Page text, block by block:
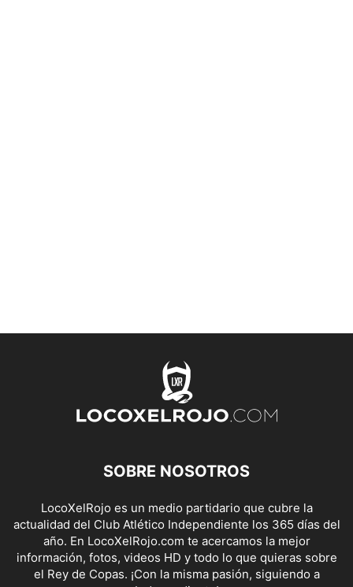
SOBRE NOSOTROS
LocoXelRojo es un medio partidario que cubre la
actualidad del Club Atlético Independiente los 365 días del
año. En LocoXelRojo.com te acercamos la mejor
información, fotos, videos HD y todo lo que quieras sobre
el Rey de Copas. ¡Con la misma pasión, siguiendo a